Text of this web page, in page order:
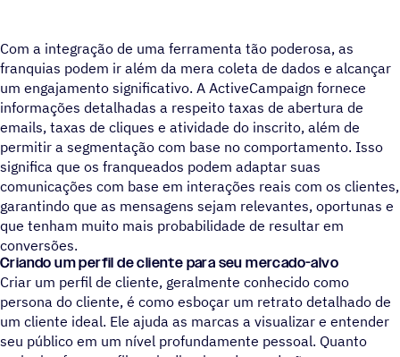
Com a integração de uma ferramenta tão poderosa, as
franquias podem ir além da mera coleta de dados e alcançar
um engajamento significativo. A ActiveCampaign fornece
informações detalhadas a respeito taxas de abertura de
emails, taxas de cliques e atividade do inscrito, além de
permitir a segmentação com base no comportamento. Isso
significa que os franqueados podem adaptar suas
comunicações com base em interações reais com os clientes,
garantindo que as mensagens sejam relevantes, oportunas e
que tenham muito mais probabilidade de resultar em
conversões.
Criando um perfil de cliente para seu mercado-alvo
Criar um perfil de cliente, geralmente conhecido como
persona do cliente, é como esboçar um retrato detalhado de
um cliente ideal. Ele ajuda as marcas a visualizar e entender
seu público em um nível profundamente pessoal. Quanto